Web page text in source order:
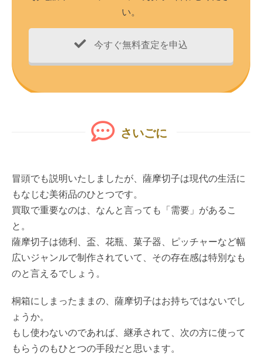
い。
今すぐ無料査定を申込
さいごに
冒頭でも説明いたしましたが、薩摩切子は現代の生活に
もなじむ美術品のひとつです。
買取で重要なのは、なんと言っても「需要」があるこ
と。
薩摩切子は徳利、盃、花瓶、菓子器、ピッチャーなど幅
広いジャンルで制作されていて、その存在感は特別なも
のと言えるでしょう。
桐箱にしまったままの、薩摩切子はお持ちではないでし
ょうか。
もし使わないのであれば、継承されて、次の方に使って
もらうのもひとつの手段だと思います。